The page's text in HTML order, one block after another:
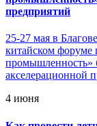
предприятий
25-27 мая в
китайском
промышленность»
акселерационной
4 июня